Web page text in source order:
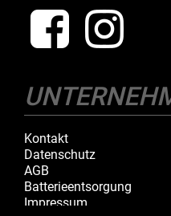
Kontakt
Datenschutz
AGB
Batterieentsorgung
Impressum